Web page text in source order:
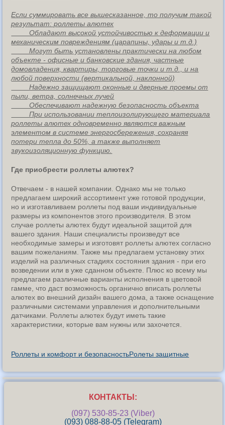
Если суммировать все вышесказанное, то получим такой
результат: роллеты алютех
Обладают высокой устойчивостью к деформации и
механическим повреждениям (царапины, удары и т.д.)
Могут быть установлены практически на любом
объекте - офисные и банковские здания, частные
домовладения, квартиры, торговые точки и т.д., и на
любой поверхности (вертикальной, наклонной)
Надежно защищают оконные и дверные проемы от
пыли, ветра, солнечных лучей
Обеспечивают надежную безопасность объекта
При использовании теплоизолирующего материала
роллеты алютех одновременно являются важным
элементом в системе энергосбережения, сохраняя
потери тепла до 50%, а также выполняет
звукоизоляционную функцию.
Где приобрести роллеты алютех?
Отвечаем - в нашей компании. Однако мы не только
предлагаем широкий ассортимент уже готовой продукции,
но и изготавливаем роллеты под ваши индивидуальные
размеры из компонентов этого производителя. В этом
случае роллеты алютех будут идеальной защитой для
вашего здания. Наши специалисты произведут все
необходимые замеры и изготовят роллеты алютех согласно
вашим пожеланиям. Также мы предлагаем установку этих
изделий на различных стадиях состояния здания - при его
возведении или в уже сданном объекте. Плюс ко всему мы
предлагаем различные варианты исполнения в цветовой
гамме, что даст возможность органично вписать роллеты
алютех во внешний дизайн вашего дома, а также оснащение
различными системами управления и дополнительными
датчиками. Роллеты алютех будут иметь такие
характеристики, которые вам нужны или захочется.
Роллеты и комфорт и безопасностьPолеты защитные
КОНТАКТЫ:
(097) 530-85-23 (Viber)
(093) 088-88-05 (Telegram)